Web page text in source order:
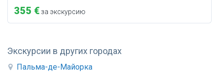
Экскурсии в других городах
Пальма-де-Майорка
355 €за экскурсию